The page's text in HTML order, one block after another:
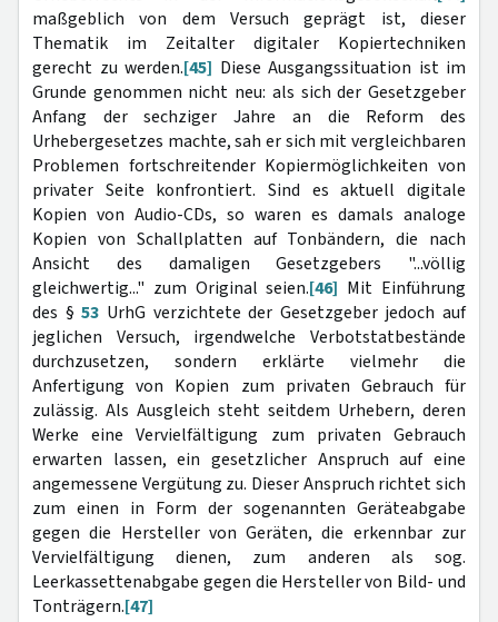
maßgeblich von dem Versuch geprägt ist, dieser
Thematik im Zeitalter digitaler Kopiertechniken
gerecht zu werden.[45] Diese Ausgangssituation ist im
Grunde genommen nicht neu: als sich der Gesetzgeber
Anfang der sechziger Jahre an die Reform des
Urhebergesetzes machte, sah er sich mit vergleichbaren
Problemen fortschreitender Kopiermöglichkeiten von
privater Seite konfrontiert. Sind es aktuell digitale
Kopien von Audio-CDs, so waren es damals analoge
Kopien von Schallplatten auf Tonbändern, die nach
Ansicht des damaligen Gesetzgebers "...völlig
gleichwertig..." zum Original seien.[46] Mit Einführung
des §53 UrhG verzichtete der Gesetzgeber jedoch auf
jeglichen Versuch, irgendwelche Verbotstatbestände
durchzusetzen, sondern erklärte vielmehr die
Anfertigung von Kopien zum privaten Gebrauch für
zulässig. Als Ausgleich steht seitdem Urhebern, deren
Werke eine Vervielfältigung zum privaten Gebrauch
erwarten lassen, ein gesetzlicher Anspruch auf eine
angemessene Vergütung zu. Dieser Anspruch richtet sich
zum einen in Form der sogenannten Geräteabgabe
gegen die Hersteller von Geräten, die erkennbar zur
Vervielfältigung dienen, zum anderen als sog.
Leerkassettenabgabe gegen die Hersteller von Bild- und
Tonträgern.[47]